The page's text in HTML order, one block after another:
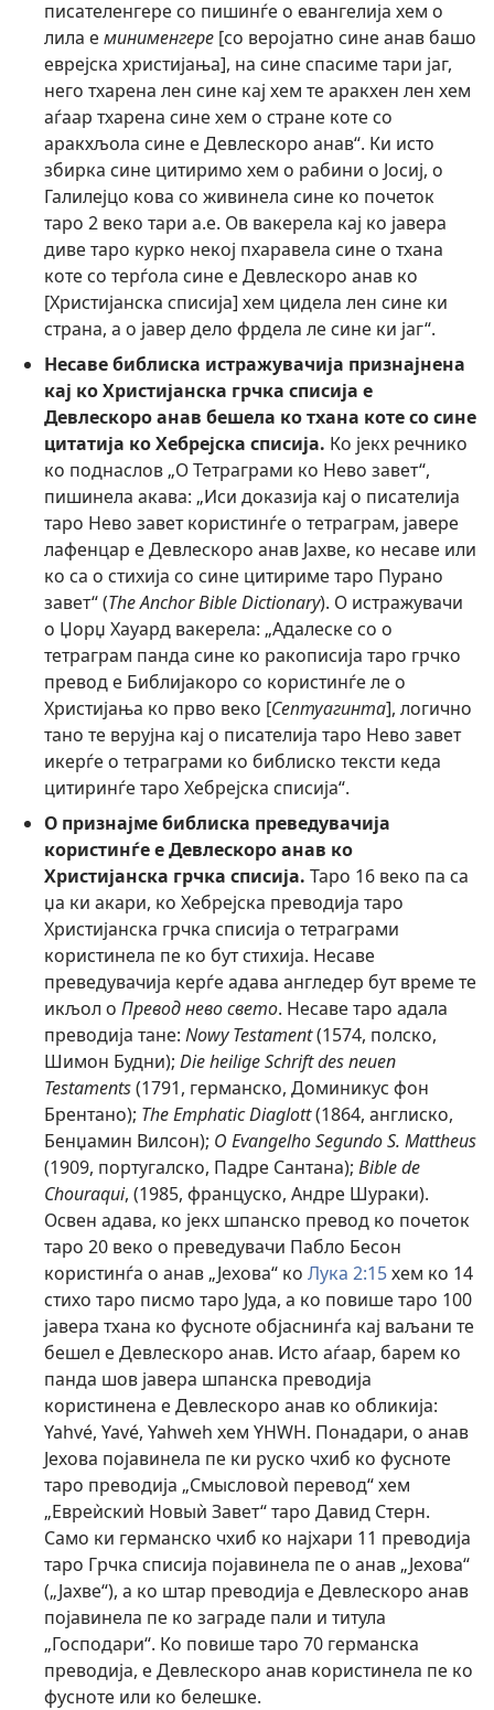
писателенгере со пишинѓе о евангелија хем о
лила е минименгере [со веројатно сине анав башо
еврејска христијања], на сине спасиме тари јаг,
него тхарена лен сине кај хем те аракхен лен хем
аѓаар тхарена сине хем о стране коте со
аракхљола сине е Девлескоро анав“. Ки исто
збирка сине цитиримо хем о рабини о Јосиј, о
Галилејцо кова со живинела сине ко почеток
таро 2 веко тари а.е. Ов вакерела кај ко јавера
диве таро курко некој пхаравела сине о тхана
коте со терѓола сине е Девлескоро анав ко
[Христијанска списија] хем цидела лен сине ки
страна, а о јавер дело фрдела ле сине ки јаг“.
Несаве библиска истражувачија признајнена
кај ко Христијанска грчка списија е
Девлескоро анав бешела ко тхана коте со сине
цитатија ко Хебрејска списија. Ко јекх речнико
ко поднаслов „О Тетраграми ко Нево завет“,
пишинела акава: „Иси доказија кај о писателија
таро Нево завет користинѓе о тетраграм, јавере
лафенцар е Девлескоро анав Јахве, ко несаве или
ко са о стихија со сине цитириме таро Пурано
завет“ (The Anchor Bible Dictionary). О истражувачи
о Џорџ Хауард вакерела: „Адалеске со о
тетраграм панда сине ко ракописија таро грчко
превод е Библијакоро со користинѓе ле о
Христијања ко прво веко [Септуагинта], логично
тано те верујна кај о писателија таро Нево завет
икерѓе о тетраграми ко библиско тексти кеда
цитиринѓе таро Хебрејска списија“.
О признајме библиска преведувачија
користинѓе е Девлескоро анав ко
Христијанска грчка списија. Таро 16 веко па са
џа ки акари, ко Хебрејска преводија таро
Христијанска грчка списија о тетраграми
користинела пе ко бут стихија. Несаве
преведувачија керѓе адава англедер бут време те
икљол о Превод нево свето. Несаве таро адала
преводија тане: Nowy Testament(1574, полско,
Шимон Будни); Die heilige Schrift des neuen
Testaments(1791, германско, Доминикус фон
Брентано); The Emphatic Diaglott(1864, англиско,
Бенџамин Вилсон); O Evangelho Segundo S. Mattheus
(1909, португалско, Падре Сантана); Bible de
Chouraqui, (1985, француско, Андре Шураки).
Освен адава, ко јекх шпанско превод ко почеток
таро 20 веко о преведувачи Пабло Бесон
користинѓа о анав „Јехова“ ко Лука 2:15хем ко 14
стихо таро писмо таро Јуда, а ко повише таро 100
јавера тхана ко фусноте објаснинѓа кај ваљани те
бешел е Девлескоро анав. Исто аѓаар, барем ко
панда шов јавера шпанска преводија
користинена е Девлескоро анав ко обликија:
Yahvé, Yavé, Yahweh хем YHWH. Понадари, о анав
Јехова појавинела пе ки руско чхиб ко фусноте
таро преводија „Смысловоѝ перевод“ хем
„Евреѝскиѝ Новыѝ Завет“ таро Давид Стерн.
Само ки германско чхиб ко најхари 11 преводија
таро Грчка списија појавинела пе о анав „Јехова“
(„Јахве“), а ко штар преводија е Девлескоро анав
појавинела пе ко заграде пали и титула
„Господари“. Ко повише таро 70 германска
преводија, е Девлескоро анав користинела пе ко
фусноте или ко белешке.